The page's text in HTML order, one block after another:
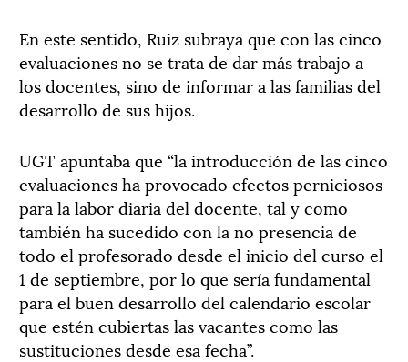
En este sentido, Ruiz subraya que con las cinco
evaluaciones no se trata de dar más trabajo a
los docentes, sino de informar a las familias del
desarrollo de sus hijos.
UGT apuntaba que “la introducción de las cinco
evaluaciones ha provocado efectos perniciosos
para la labor diaria del docente, tal y como
también ha sucedido con la no presencia de
todo el profesorado desde el inicio del curso el
1 de septiembre, por lo que sería fundamental
para el buen desarrollo del calendario escolar
que estén cubiertas las vacantes como las
sustituciones desde esa fecha”.